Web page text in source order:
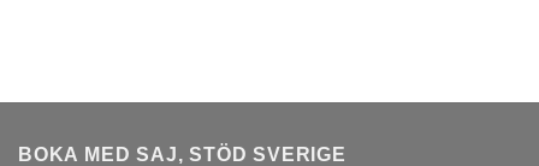
BOKA MED SAJ, STÖD SVERIGE